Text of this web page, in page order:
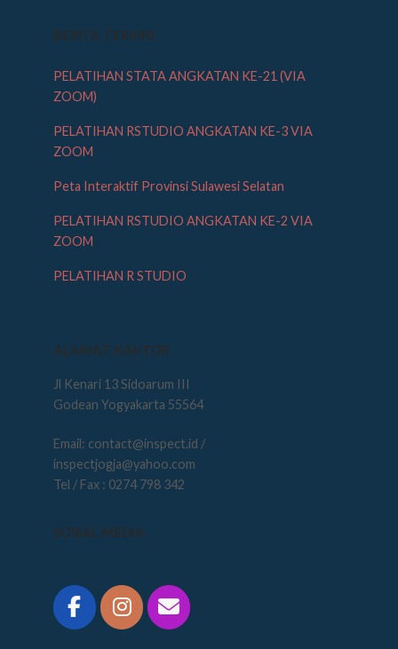
BERITA TERKINI
PELATIHAN STATA ANGKATAN KE-21 (VIA
ZOOM)
PELATIHAN RSTUDIO ANGKATAN KE-3 VIA
ZOOM
Peta Interaktif Provinsi Sulawesi Selatan
PELATIHAN RSTUDIO ANGKATAN KE-2 VIA
ZOOM
PELATIHAN R STUDIO
ALAMAT KANTOR
Jl Kenari 13 Sidoarum III
Godean Yogyakarta 55564
Email: contact@inspect.id /
inspectjogja@yahoo.com
Tel / Fax : 0274 798 342
SOSIAL MEDIA